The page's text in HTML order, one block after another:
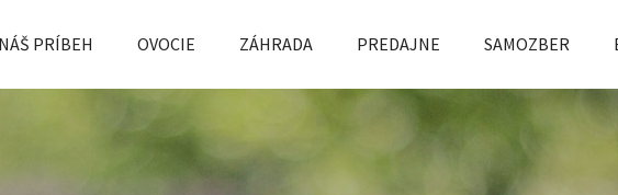
PRÍBEH OVOCIE ZÁHRADA PREDAJNE SAMOZBER